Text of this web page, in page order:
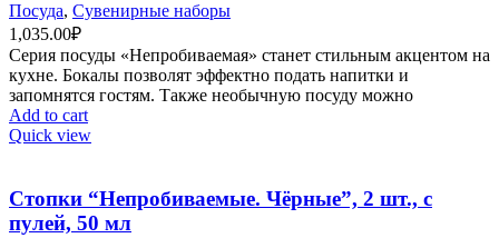
Посуда, Сувенирные наборы
1,035.00₽
Серия посуды «Непробиваемая» станет стильным акцентом на
кухне. Бокалы позволят эффектно подать напитки и
запомнятся гостям. Также необычную посуду можно
Add to cart
Quick view
Стопки “Непробиваемые. Чёрные”, 2 шт., с
пулей, 50 мл